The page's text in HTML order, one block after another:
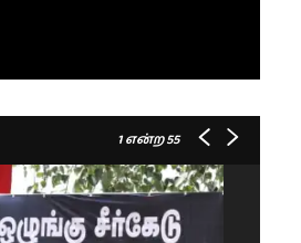
1என்ற 55